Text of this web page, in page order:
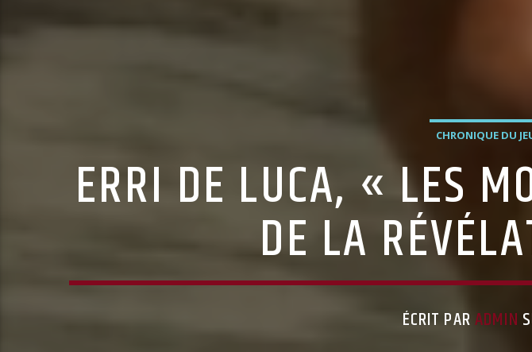
CHRONIQUE DU
ERRI DE LUCA, « LES
DE LA
ÉCRIT PARADMIN